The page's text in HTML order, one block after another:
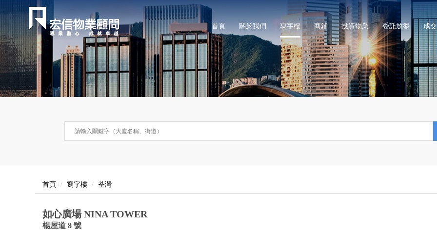
首頁 關於我們 寫字樓 商鋪 投資物業 委託放盤 成
首頁 寫字樓 荃灣
如心廣場 NINA TOWER
楊屋道 8 號